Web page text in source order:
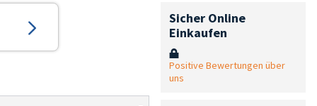
Sicher Online
Einkaufen
Positive Bewertungen über
uns